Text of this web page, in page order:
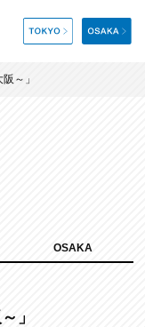
阪～」
OSAKA
～」